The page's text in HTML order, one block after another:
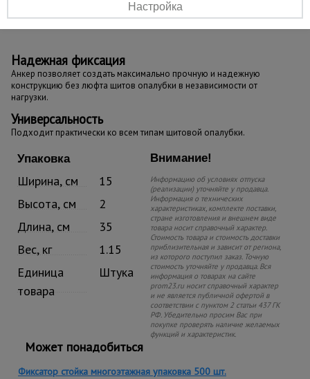
Надежная фиксация
Анкер позволяет создать максимально прочную и надежную
конструкцию без люфта щитов опалубки в независимости от
нагрузки.
Универсальность
Подходит практически ко всем типам щитовой опалубки.
Упаковка
Ширина, см
15
Высота, см
2
Длина, см
35
Вес, кг
1.15
Единица
товара
Штука
Внимание!
Информацию об условиях отпуска
(реализации) уточняйте у продавца.
Информация о технических
характеристиках, комплекте поставки,
стране изготовления и внешнем виде
товара носит справочный характер.
Стоимость товара и стоимость доставки
приблизительная и зависит от региона,
из которого поступил заказ. Точную
стоимость уточняйте у продавца. Вся
информация о товарах на сайте
prom23.ru носит справочный характер
и не является публичной офертой в
соответствии с пунктом 2 статьи 437 ГК
РФ. Убедительно просим Вас при
покупке проверять наличие желаемых
функций и характеристик.
Может понадобиться
Фиксатор стойка многоэтажная упаковка 500 шт.
Настройка